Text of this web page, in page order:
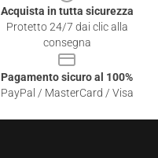
Acquista in tutta sicurezza
Protetto 24/7 dai clic alla
consegna
Pagamento sicuro al 100%
PayPal / MasterCard / Visa